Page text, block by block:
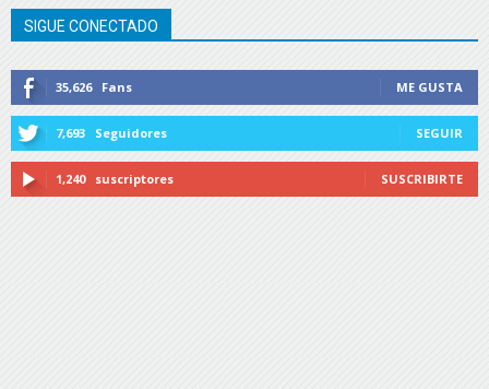
SIGUE CONECTADO
35,626 Fans ME GUSTA
7,693 Seguidores SEGUIR
1,240 suscriptores SUSCRIBIRTE